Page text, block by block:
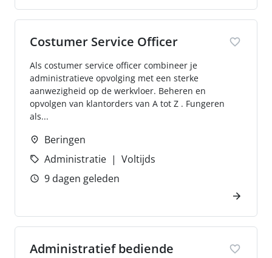
Costumer Service Officer
Als costumer service officer combineer je
administratieve opvolging met een sterke
aanwezigheid op de werkvloer. Beheren en
opvolgen van klantorders van A tot Z . Fungeren
als...
Beringen
Administratie
Voltijds
9 dagen geleden
Administratief bediende